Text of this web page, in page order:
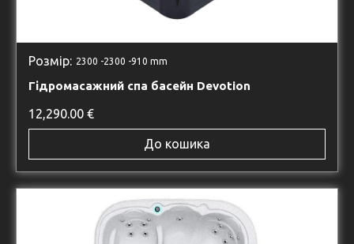
Розмір: 2300 -2300 -910 mm
Гідромасажний спа басейн Devotion
12,290.00 €
До кошика